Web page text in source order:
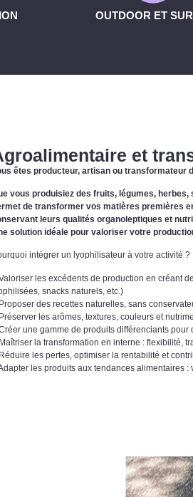
OUTDOOR ET
et
êtes producteur, artisan ou transformateur
vous produisiez des fruits, légumes,
de transformer vos matières premières
leurs qualités organoleptiques et
solution idéale pour valoriser votre
intégrer un lyophilisateur à votre activité ?
les excédents de production en créant
snacks naturels, etc.)
des recettes naturelles, sans
les arômes, textures, couleurs et
une gamme de produits différenciants
la transformation en interne : flexibilité,
les pertes, optimiser la rentabilité et
les produits aux tendances alimentaires